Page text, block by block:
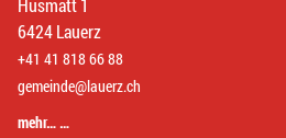
6424 Lauerz
+41 41 818 66 88
gemeinde@lauerz.ch
mehr… …